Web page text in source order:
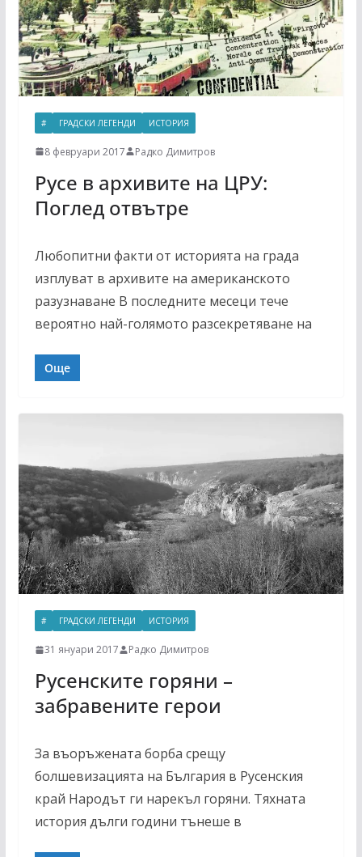
# ГРАДСКИ ЛЕГЕНДИ ИСТОРИЯ
8 февруари 2017 Радко Димитров
Русе в архивите на ЦРУ:
Поглед отвътре
Любопитни факти от историята на града
изплуват в архивите на американското
разузнаване В последните месеци тече
вероятно най-голямото разсекретяване на
Още
# ГРАДСКИ ЛЕГЕНДИ ИСТОРИЯ
31 януари 2017 Радко Димитров
Русенските горяни –
забравените герои
За въоръжената борба срещу
болшевизацията на България в Русенския
край Народът ги нарекъл горяни. Тяхната
история дълги години тънеше в